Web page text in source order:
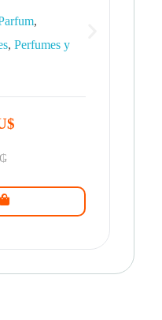
,
, Perfumes y
₲